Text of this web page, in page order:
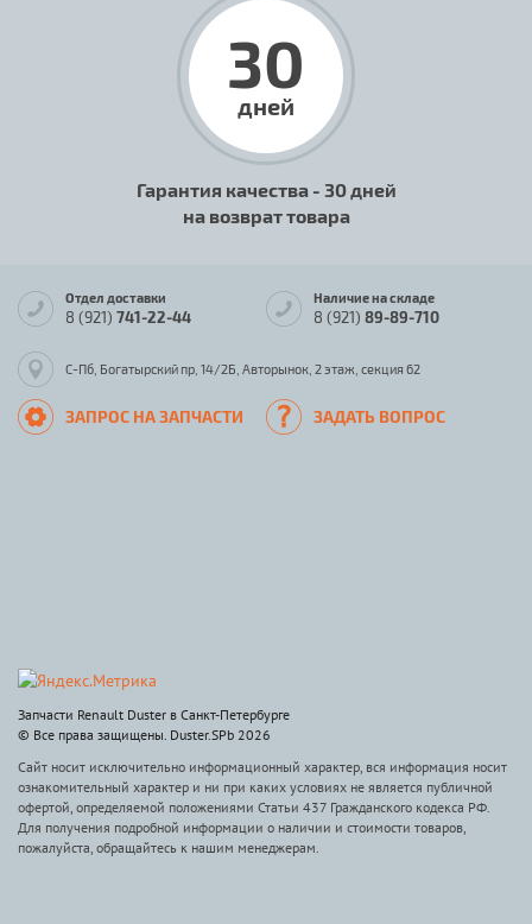
30
дней
Гарантия качества - 30 дней
на возврат товара
Отдел доставки
8 (921) 741-22-44
Наличие на складе
8 (921) 89-89-710
С-Пб, Богатырский пр, 14/2Б, Авторынок, 2 этаж, секция 62
ЗАПРОС НА ЗАПЧАСТИ ЗАДАТЬ ВОПРОС
Запчасти Renault Duster в Санкт-Петербурге
© Все права защищены. Duster.SPb 2026
Сайт носит исключительно информационный характер, вся информация носит
ознакомительный характер и ни при каких условиях не является публичной
офертой, определяемой положениями Статьи 437 Гражданского кодекса РФ.
Для получения подробной информации о наличии и стоимости товаров,
пожалуйста, обращайтесь к нашим менеджерам.